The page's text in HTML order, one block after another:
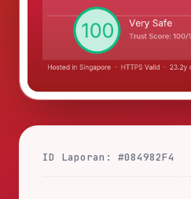
ID Laporan: #084982F4